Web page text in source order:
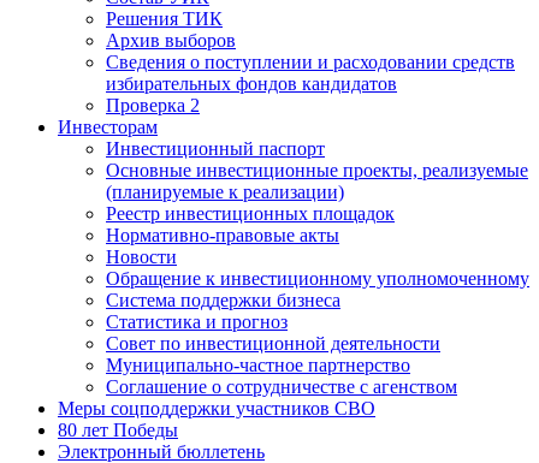
Решения ТИК
Архив выборов
Сведения о поступлении и расходовании средств
избирательных фондов кандидатов
Проверка 2
Инвесторам
Инвестиционный паспорт
Основные инвестиционные проекты, реализуемые
(планируемые к реализации)
Реестр инвестиционных площадок
Нормативно-правовые акты
Новости
Обращение к инвестиционному уполномоченному
Система поддержки бизнеса
Статистика и прогноз
Совет по инвестиционной деятельности
Муниципально-частное партнерство
Соглашение о сотрудничестве с агенством
Меры соцподдержки участников СВО
80 лет Победы
Электронный бюллетень